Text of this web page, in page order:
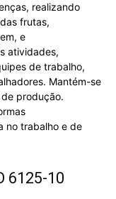
realizando
frutas,
e
atividades,
de trabalho,
Mantém-se
produção.
no trabalho e de
6125-10